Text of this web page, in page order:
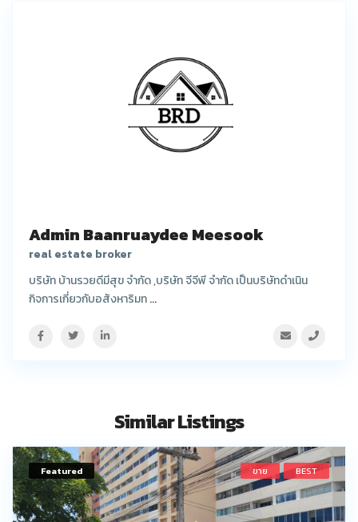
Admin Baanruaydee Meesook
real estate broker
บริษัท บ้านรวยดีมีสุข จำกัด ,บริษัท จีจีพี จำกัด เป็นบริษัทดำเนิน
กิจการเกี่ยวกับอสังหาริมท...
Similar Listings
Featured ขาย BEST